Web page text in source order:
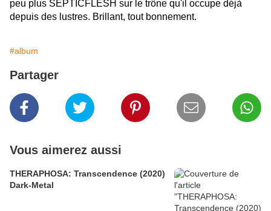
peu plus SEPTICFLESH sur le trône qu'il occupe déjà
depuis des lustres. Brillant, tout bonnement.
#album
Partager
Vous aimerez aussi
THERAPHOSA: Transcendence (2020)
Dark-Metal